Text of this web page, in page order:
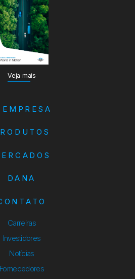
Veja mais
DANA
Carreiras
Investidores
Notícias
Fornecedores